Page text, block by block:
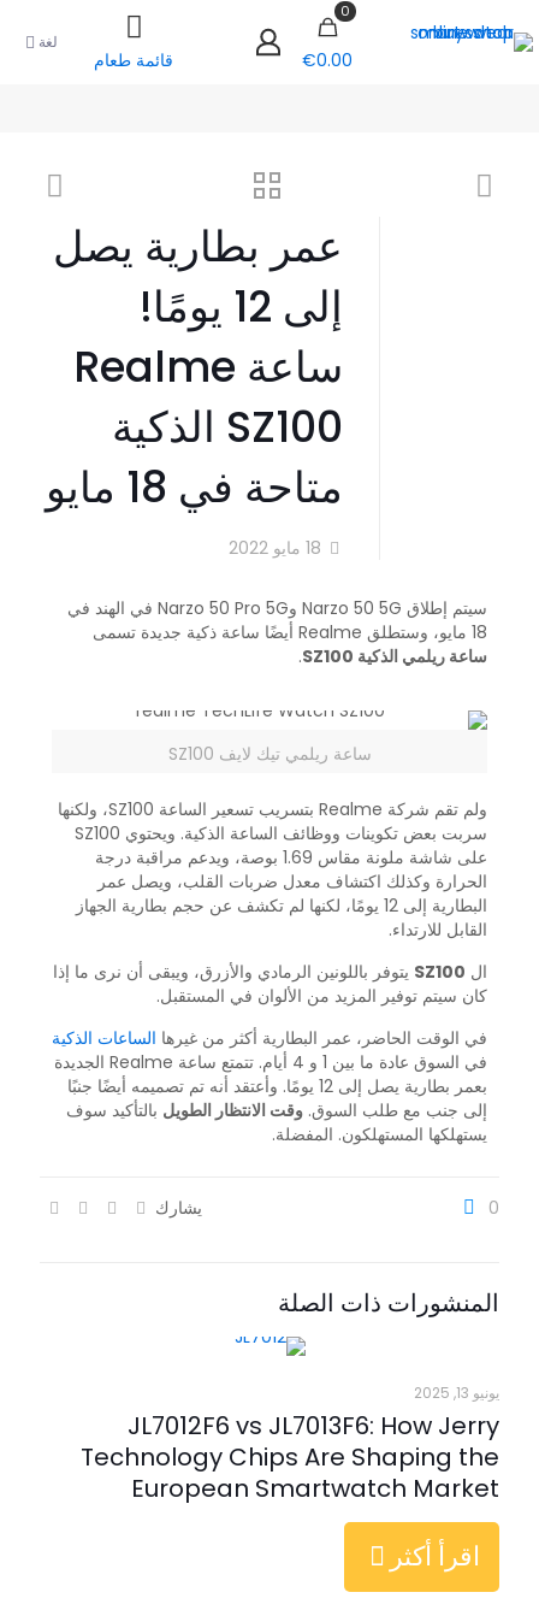
0
€0.00 قائمة طعام
لغة
عمر بطارية يصل
إلى 12 يومًا!
ساعة Realme
SZ100 الذكية
متاحة في 18 مايو
18 مايو 2022
سيتم إطلاق Narzo 50 5G وNarzo 50 Pro 5G في الهند في
18 مايو، وستطلق Realme أيضًا ساعة ذكية جديدة تسمى
ساعة ريلمي الذكية SZ100
.
ساعة ريلمي تيك لايف SZ100
ولم تقم شركة Realme بتسريب تسعير الساعة SZ100، ولكنها
سربت بعض تكوينات ووظائف الساعة الذكية. ويحتوي SZ100
على شاشة ملونة مقاس 1.69 بوصة، ويدعم مراقبة درجة
الحرارة وكذلك اكتشاف معدل ضربات القلب، ويصل عمر
البطارية إلى 12 يومًا، لكنها لم تكشف عن حجم بطارية الجهاز
القابل للارتداء.
ال SZ100 يتوفر باللونين الرمادي والأزرق، ويبقى أن نرى ما إذا
كان سيتم توفير المزيد من الألوان في المستقبل.
في الوقت الحاضر، عمر البطارية أكثر من غيرها الساعات الذكية
في السوق عادة ما بين 1 و 4 أيام. تتمتع ساعة Realme الجديدة
بعمر بطارية يصل إلى 12 يومًا. وأعتقد أنه تم تصميمه أيضًا جنبًا
إلى جنب مع طلب السوق. وقت الانتظار الطويل بالتأكيد سوف
يستهلكها المستهلكون. المفضلة.
يشارك 0
المنشورات ذات الصلة
يونيو 13, 2025
JL7012F6 vs JL7013F6: How Jerry
Technology Chips Are Shaping the
European Smartwatch Market
اقرأ أكثر